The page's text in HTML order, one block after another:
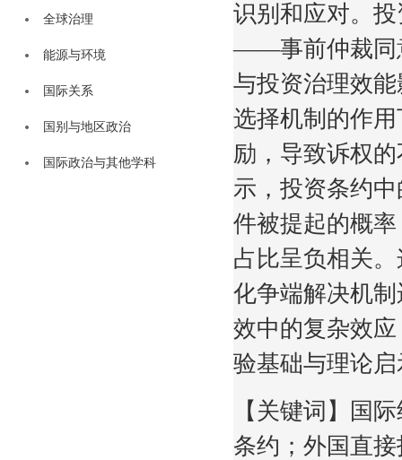
全球治理
能源与环境
国际关系
国别与地区政治
国际政治与其他学科
识别和应对。
——事前仲裁同
与投资治理效
选择机制的作
励，导致诉权
示，投资条约
件被提起的概
占比呈负相关
化争端解决机
效中的复杂效
验基础与理论
【关键词】国
条约；外国直